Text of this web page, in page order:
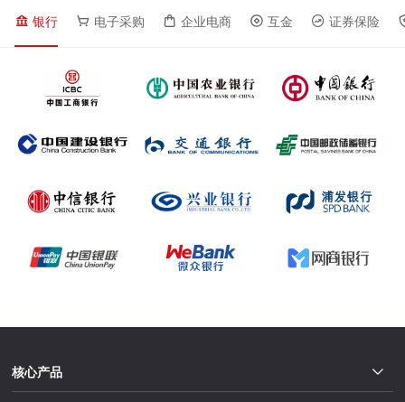
银行 电子采购 企业电商 互金 证券保险
核心产品